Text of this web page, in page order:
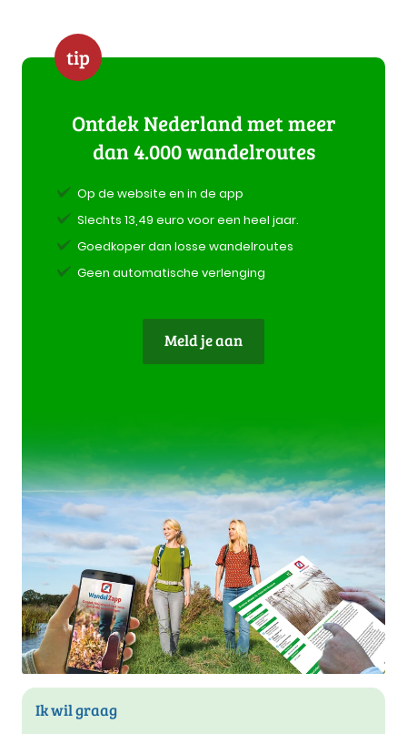
tip
Ontdek Nederland met meer
dan 4.000 wandelroutes
Op de website en in de app
Slechts 13,49 euro voor een heel jaar.
Goedkoper dan losse wandelroutes
Geen automatische verlenging
Meld je aan
Ik wil graag